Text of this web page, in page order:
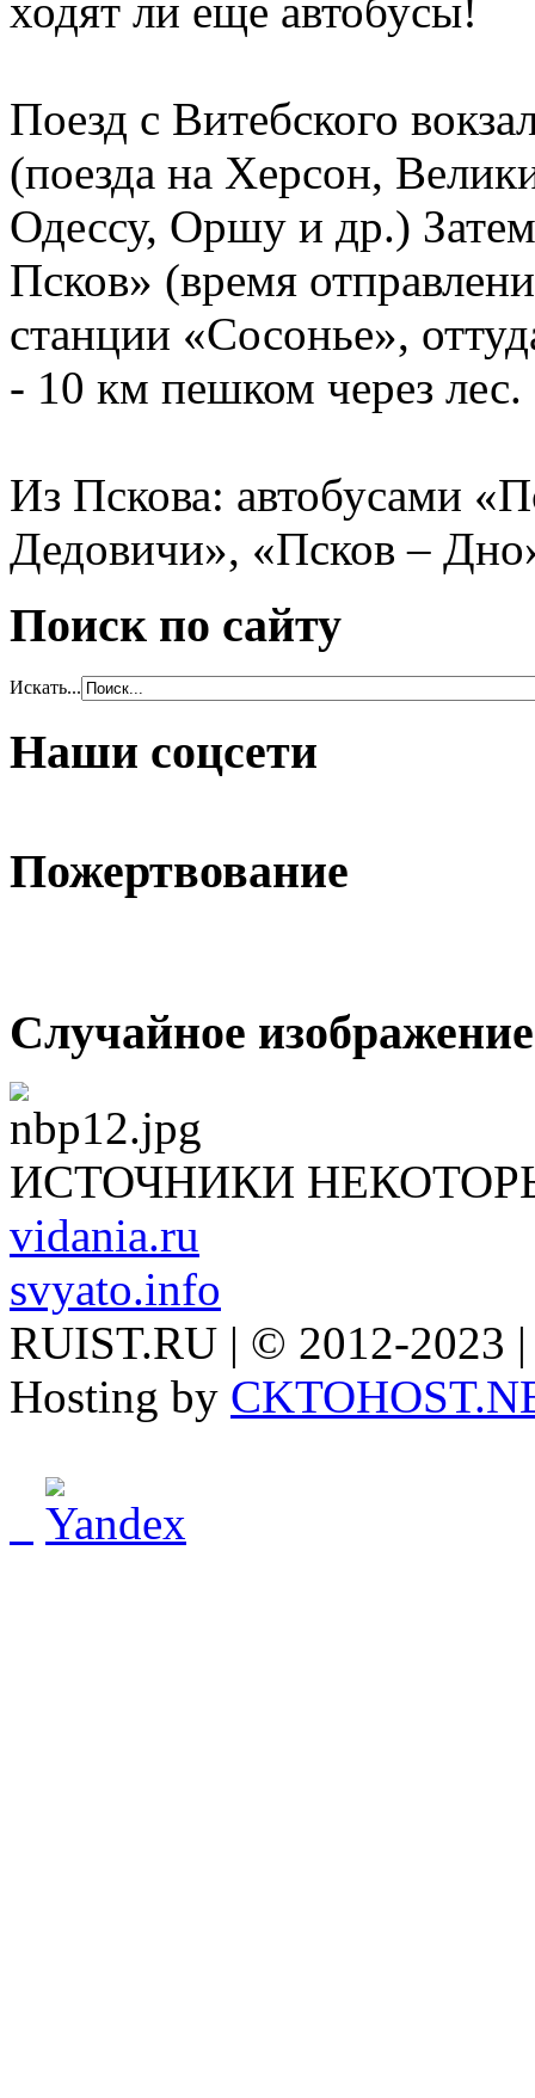
ходят ли еще автобусы!
Поезд с Витебского
(поезда на Херсон,
Одессу, Оршу и др.)
Псков» (время
станции «Сосонье»,
- 10 км пешком через лес.
Из Пскова: автобусами
Дедовичи», «Псков –
Поиск по сайту
Искать...
Наши соцсети
Пожертвование
Случайное изображение
ИСТОЧНИКИ
vidania.ru
svyato.info
RUIST.RU | © 2012-2023
Hosting by